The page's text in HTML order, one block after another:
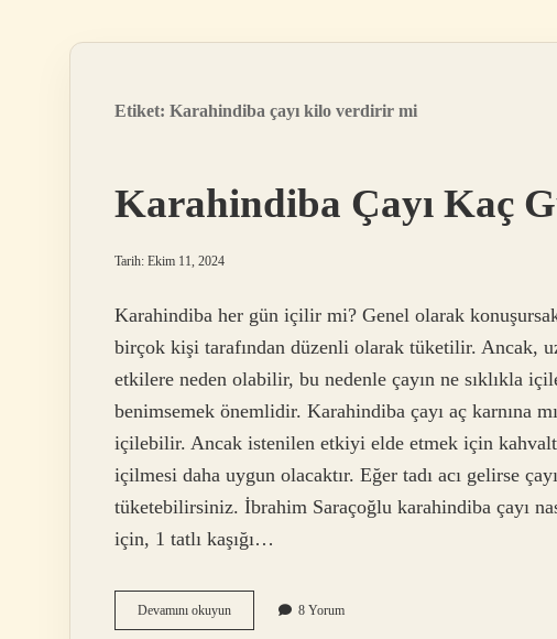
Etiket: Karahindiba çayı kilo verdirir mi
Karahindiba Çayı Kaç
Tarih: Ekim 11, 2024
Karahindiba her gün içilir mi? Genel olarak
birçok kişi tarafından düzenli olarak tüketilir. Ancak,
etkilere neden olabilir, bu nedenle çayın ne sıklıkla
benimsemek önemlidir. Karahindiba çayı aç karnına
içilebilir. Ancak istenilen etkiyi elde etmek için
içilmesi daha uygun olacaktır. Eğer tadı acı gelirse
tüketebilirsiniz. İbrahim Saraçoğlu karahindiba çayı
için, 1 tatlı kaşığı…
Devamını okuyunKarahindiba
Çayı
8 Yorum